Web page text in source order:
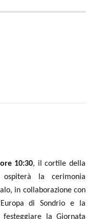
10:30, il cortile della
la cerimonia
in collaborazione con
di Sondrio e la
la Giornata